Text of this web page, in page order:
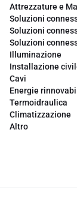
Attrezzature e
Soluzioni
Soluzioni
Soluzioni
Illuminazione
Installazione
Cavi
Energie
Termoidraulica
Climatizzazione
Altro